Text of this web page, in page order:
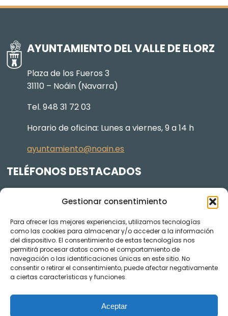
Gestionar consentimiento
Para ofrecer las mejores experiencias, utilizamos tecnologías
como las cookies para almacenar y/o acceder a la información
del dispositivo. El consentimiento de estas tecnologías nos
permitirá procesar datos como el comportamiento de
navegación o las identificaciones únicas en este sitio. No
consentir o retirar el consentimiento, puede afectar negativamente
a ciertas características y funciones.
Aceptar
AYUNTAMIENTO DEL VALLE DE ELORZ
Plaza de los Fueros 3
31110 – Noáin (Navarra)
Tel. 948 31 72 03
Horario de oficina: Lunes a viernes, 9 a 14 h
ayuntamiento@noain.es
TELÉFONOS DESTACADOS
605 834 045
Jardinería y Agenda Local 2030
948 074 848
TRANSPARENCIA
Videos de los plenos en YouTube